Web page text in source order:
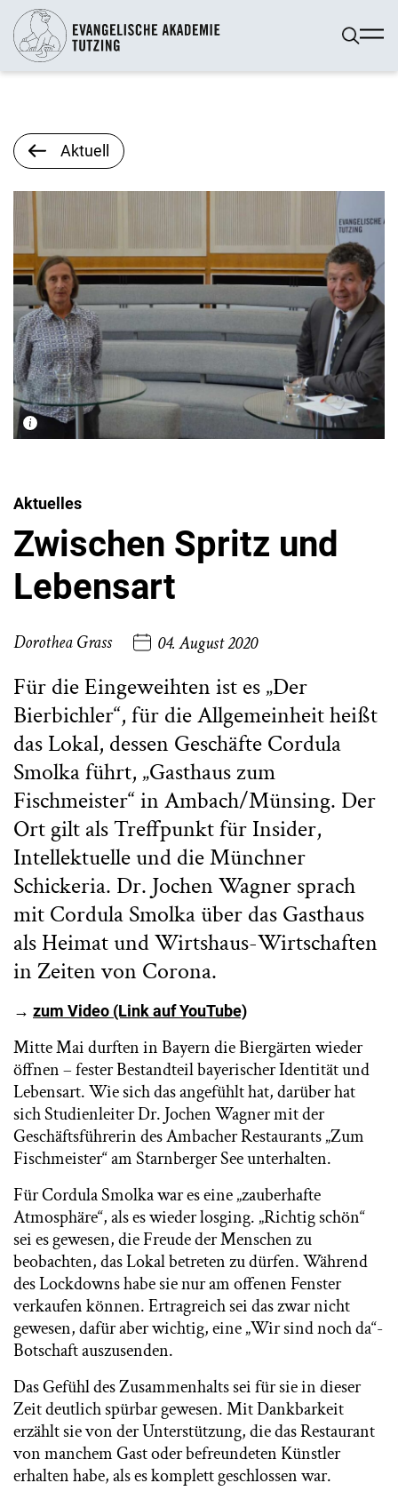
Aktuell
Aktuelles
Zwischen Spritz und
Lebensart
Dorothea Grass 04. August 2020
Für die Eingeweihten ist es „Der
Bierbichler“, für die Allgemeinheit heißt
das Lokal, dessen Geschäfte Cordula
Smolka führt, „Gasthaus zum
Fischmeister“ in Ambach/Münsing. Der
Ort gilt als Treffpunkt für Insider,
Intellektuelle und die Münchner
Schickeria. Dr. Jochen Wagner sprach
mit Cordula Smolka über das Gasthaus
als Heimat und Wirtshaus-Wirtschaften
in Zeiten von Corona.
→ zum Video (Link auf YouTube)
Mitte Mai durften in Bayern die Biergärten wieder
öffnen – fester Bestandteil bayerischer Identität und
Lebensart. Wie sich das angefühlt hat, darüber hat
sich Studienleiter Dr. Jochen Wagner mit der
Geschäftsführerin des Ambacher Restaurants „Zum
Fischmeister“ am Starnberger See unterhalten.
Für Cordula Smolka war es eine „zauberhafte
Atmosphäre“, als es wieder losging. „Richtig schön“
sei es gewesen, die Freude der Menschen zu
beobachten, das Lokal betreten zu dürfen. Während
des Lockdowns habe sie nur am offenen Fenster
verkaufen können. Ertragreich sei das zwar nicht
gewesen, dafür aber wichtig, eine „Wir sind noch da“-
Botschaft auszusenden.
Das Gefühl des Zusammenhalts sei für sie in dieser
Zeit deutlich spürbar gewesen. Mit Dankbarkeit
erzählt sie von der Unterstützung, die das Restaurant
von manchem Gast oder befreundeten Künstler
erhalten habe, als es komplett geschlossen war.